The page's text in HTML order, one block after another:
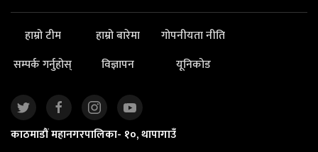
हाम्रो टीम हाम्रो बारेमा
गोपनीयता नीति
सम्पर्क गर्नुहोस्
विज्ञापन यूनिकोड
काठमाडौं महानगरपालिका- १०, थापागाउँ